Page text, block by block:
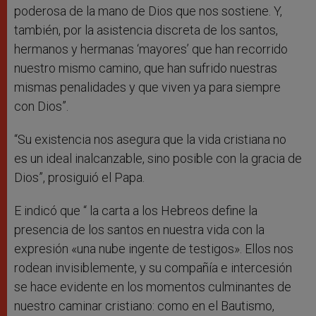
poderosa de la mano de Dios que nos sostiene. Y,
también, por la asistencia discreta de los santos,
hermanos y hermanas ‘mayores’ que han recorrido
nuestro mismo camino, que han sufrido nuestras
mismas penalidades y que viven ya para siempre
con Dios”.
“Su existencia nos asegura que la vida cristiana no
es un ideal inalcanzable, sino posible con la gracia de
Dios”, prosiguió el Papa.
E indicó que “ la carta a los Hebreos define la
presencia de los santos en nuestra vida con la
expresión «una nube ingente de testigos». Ellos nos
rodean invisiblemente, y su compañía e intercesión
se hace evidente en los momentos culminantes de
nuestro caminar cristiano: como en el Bautismo,